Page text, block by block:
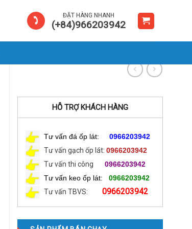
ĐẶT HÀNG NHANH
(+84)966203942
HỖ TRỢ KHÁCH HÀNG
Tư vấn đá ốp lát: 0966203942
Tư vấn gạch ốp lát: 0966203942
Tư vấn thi công
0966203942
Tư vấn keo ốp lát:
0966203942
Tư vấn TBVS:
0966203942